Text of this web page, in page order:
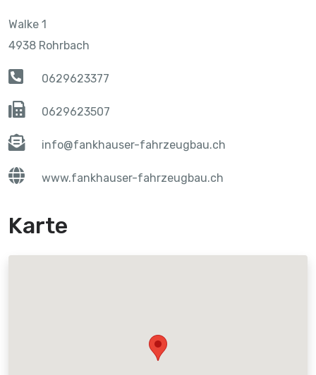
Walke 1
4938 Rohrbach
0629623377
0629623507
info@fankhauser-fahrzeugbau.ch
www.fankhauser-fahrzeugbau.ch
Karte